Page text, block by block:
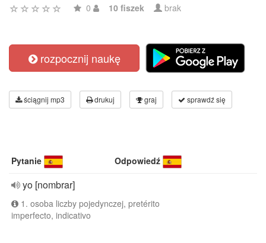
0 10 fiszek brak
rozpocznij naukę
ściągnij mp3 drukuj graj sprawdź się
Pytanie Odpowiedź
yo [nombrar]
1. osoba liczby pojedynczej, pretérito
imperfecto, indicativo